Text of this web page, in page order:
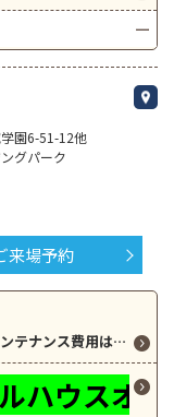
園6-51-12他
グパーク
来場予約
【住宅資金相談会実施中】 毎月の支払額は？メンテナンス費用は？光熱費は？ 今の生活と比較しながら、一生涯でかかる費用をご案内します！
スオープン